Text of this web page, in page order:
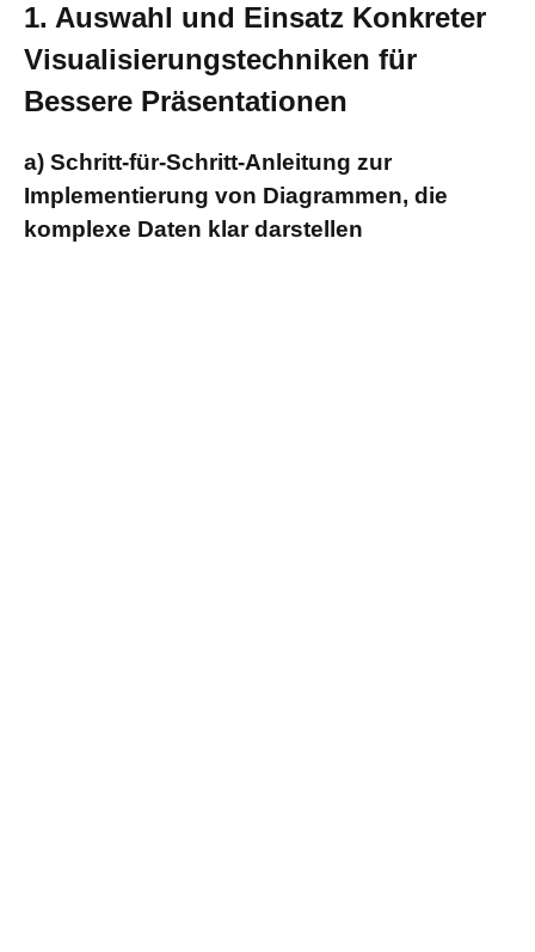
1. Auswahl und Einsatz Konkreter
Visualisierungstechniken für
Bessere Präsentationen
a) Schritt-für-Schritt-Anleitung zur
Implementierung von Diagrammen, die
komplexe Daten klar darstellen